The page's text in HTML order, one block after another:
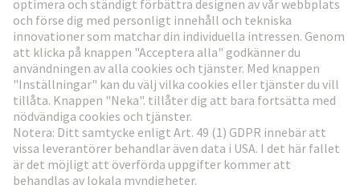
Gå till registrering
Social Media